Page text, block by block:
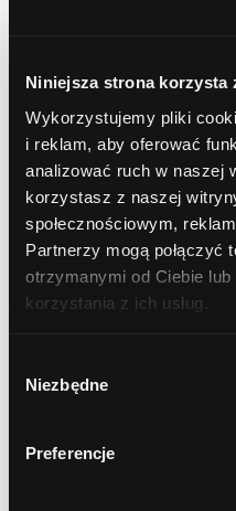
Niniejsza strona korzysta
Wykorzystujemy pliki
i reklam, aby oferować
analizować ruch w naszej
korzystasz z naszej
społecznościowym,
Partnerzy mogą połączyć
otrzymanymi od Ciebie
korzystania z ich usług.
zgody
Niezbędne
Preferencje
cera dojrzała 40+
cera trądzikowa i
cera tłusta i
cera naczynkowa